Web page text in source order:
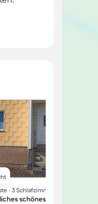
∙ 3 Schlafzimmer